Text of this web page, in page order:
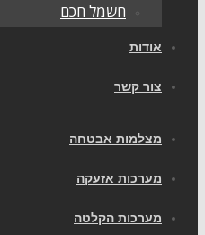
חשמל חכם
אודות
צור קשר
מצלמות אבטחה
מערכות אזעקה
מערכות הקלטה